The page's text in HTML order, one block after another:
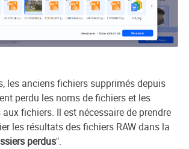
les anciens fichiers supprimés depuis
perdu les noms de fichiers et les
fichiers. Il est nécessaire de prendre
les résultats des fichiers RAW dans la
perdus".